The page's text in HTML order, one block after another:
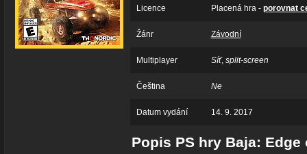
Licence Placená hra - porovnat
Žánr Závodní
Multiplayer Síť, split-screen
Čeština Ne
Datum vydání 14. 9. 2017
Popis PS hry Baja: Edge